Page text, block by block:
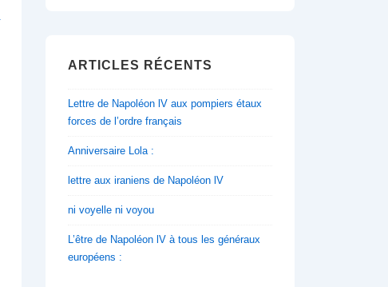
ARTICLES RÉCENTS
Lettre de Napoléon lV aux pompiers étaux
forces de l’ordre français
Anniversaire Lola :
lettre aux iraniens de Napoléon lV
ni voyelle ni voyou
L’être de Napoléon lV à tous les généraux
européens :